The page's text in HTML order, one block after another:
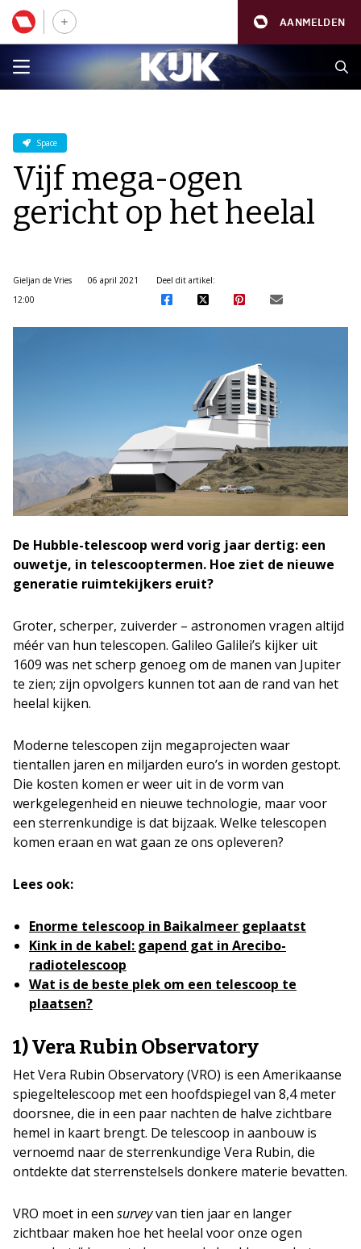
AANMELDEN
Space
Vijf mega-ogen
gericht op het heelal
Gieljan de Vries
06 april 2021
12:00
Deel dit artikel:
De Hubble-telescoop werd vorig jaar dertig: een
ouwetje, in telescooptermen. Hoe ziet de nieuwe
generatie ruimtekijkers eruit?
Groter, scherper, zuiverder – astronomen vragen altijd
méér van hun telescopen. Galileo Galilei’s kijker uit
1609 was net scherp genoeg om de manen van Jupiter
te zien; zijn opvolgers kunnen tot aan de rand van het
heelal kijken.
Moderne telescopen zijn megaprojecten waar
tientallen jaren en miljarden euro’s in worden gestopt.
Die kosten komen er weer uit in de vorm van
werkgelegenheid en nieuwe technologie, maar voor
een sterrenkundige is dat bijzaak. Welke telescopen
komen eraan en wat gaan ze ons opleveren?
Lees ook:
Enorme telescoop in Baikalmeer geplaatst
Kink in de kabel: gapend gat in Arecibo-
radiotelescoop
Wat is de beste plek om een telescoop te
plaatsen?
1)Vera Rubin Observatory
Het Vera Rubin Observatory (VRO) is een Amerikaanse
spiegeltelescoop met een hoofdspiegel van 8,4 meter
doorsnee, die in een paar nachten de halve zichtbare
hemel in kaart brengt. De telescoop in aanbouw is
vernoemd naar de sterrenkundige Vera Rubin, die
ontdekte dat sterrenstelsels donkere materie bevatten.
VRO moet in een surveyvan tien jaar en langer
zichtbaar maken hoe het heelal voor onze ogen